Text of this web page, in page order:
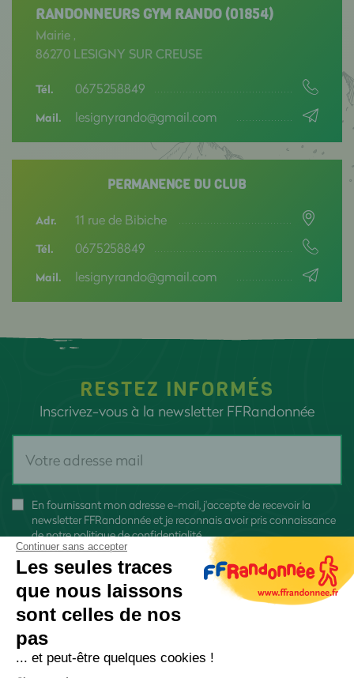
RANDONNEURS GYM RANDO (01854)
Mairie ,
86270 LESIGNY SUR CREUSE
Tél. 0675258849
Mail. lesignyrando@gmail.com
PERMANENCE DU CLUB
Adr. 11 rue de Bibiche
Tél. 0675258849
Mail. lesignyrando@gmail.com
RESTEZ INFORMÉS
Inscrivez-vous à la newsletter FFRandonnée
En fournissant mon adresse e-mail, j'accepte de recevoir la
newsletter FFRandonnée et je reconnais avoir pris connaissance
denotre politique de confidentialité
Continuer sans accepter
Les seules traces
que nous laissons
sont celles de nos
pas
... et peut-être quelques cookies !